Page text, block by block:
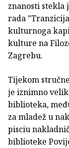
znanosti stekla
rada
kulturnoga
kulture na
Zagrebu.
Tijekom
je iznimno
biblioteka,
za mladež u
pisciu
biblioteke